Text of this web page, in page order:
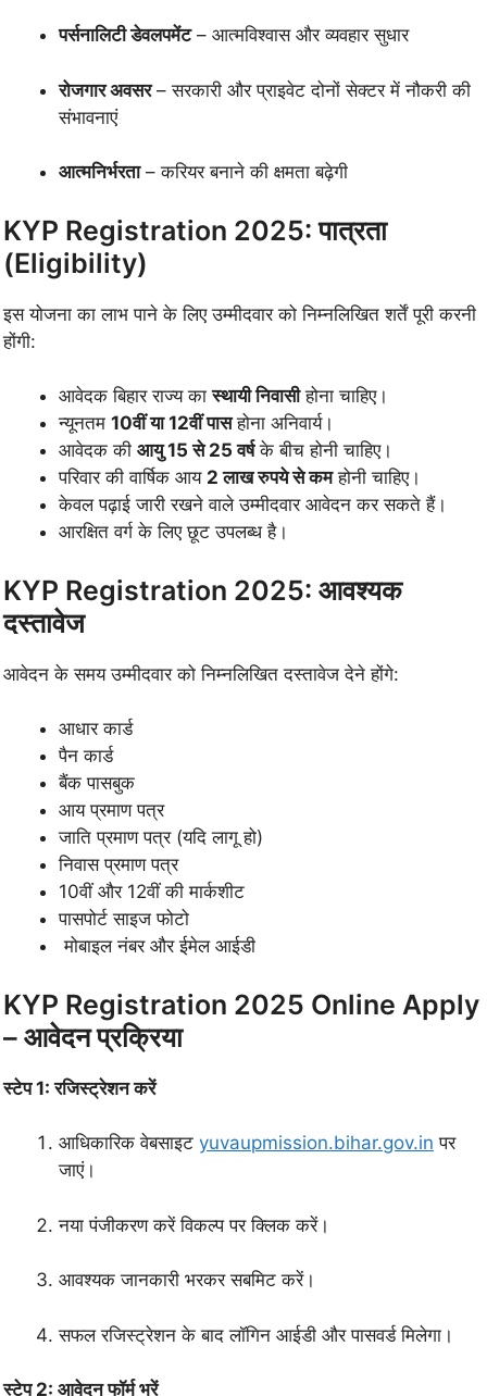
पर्सनालिटी डेवलपमेंट– आत्मविश्वास और व्यवहार सुधार
रोजगार अवसर– सरकारी और प्राइवेट दोनों सेक्टर में नौकरी की
संभावनाएं
आत्मनिर्भरता– करियर बनाने की क्षमता बढ़ेगी
KYP Registration 2025: पात्रता
(Eligibility)
इस योजना का लाभ पाने के लिए उम्मीदवार को निम्नलिखित शर्तें पूरी करनी
होंगी:
आवेदक बिहार राज्य कास्थायी निवासीहोना चाहिए।
न्यूनतम 10वीं या 12वीं पासहोना अनिवार्य।
आवेदक की आयु 15 से 25 वर्षके बीच होनी चाहिए।
परिवार की वार्षिक आय 2 लाख रुपये से कमहोनी चाहिए।
केवल पढ़ाई जारी रखने वाले उम्मीदवार आवेदन कर सकते हैं।
आरक्षित वर्ग के लिए छूट उपलब्ध है।
KYP Registration 2025: आवश्यक
दस्तावेज
आवेदन के समय उम्मीदवार को निम्नलिखित दस्तावेज देने होंगे:
आधार कार्ड
पैन कार्ड
बैंक पासबुक
आय प्रमाण पत्र
जाति प्रमाण पत्र (यदि लागू हो)
निवास प्रमाण पत्र
10वीं और 12वीं की मार्कशीट
पासपोर्ट साइज फोटो
मोबाइल नंबर और ईमेल आईडी
KYP Registration 2025 Online Apply
– आवेदन प्रक्रिया
स्टेप 1: रजिस्ट्रेशन करें
आधिकारिक वेबसाइट yuvaupmission.bihar.gov.in पर
जाएं।
नया पंजीकरण करें विकल्प पर क्लिक करें।
आवश्यक जानकारी भरकर सबमिट करें।
सफल रजिस्ट्रेशन के बाद लॉगिन आईडी और पासवर्ड मिलेगा।
स्टेप 2: आवेदन फॉर्म भरें